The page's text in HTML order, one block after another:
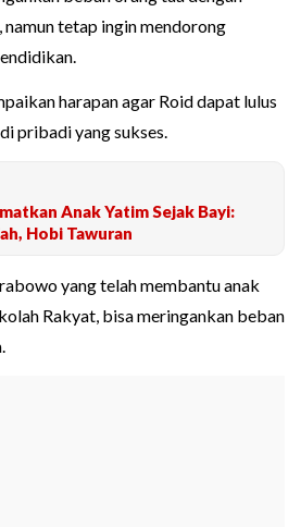
tetap ingin mendorong
harapan agar Roid dapat lulus
pribadi yang sukses.
Anak Yatim Sejak Bayi:
Hobi Tawuran
yang telah membantu anak
Rakyat, bisa meringankan beban